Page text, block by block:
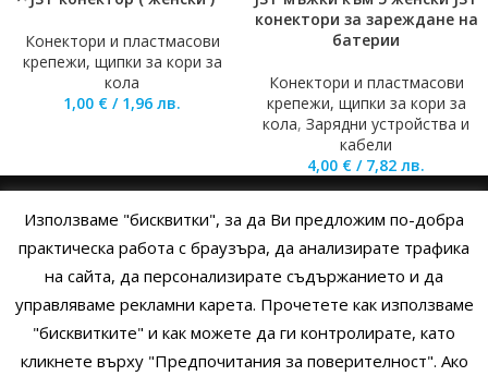
Конектори и пластмасови
крепежи, щипки за кори за
кола
1,00 € / 1,96 лв.
конектори за зареждане на
батерии
Конектори и пластмасови
крепежи, щипки за кори за
кола, Зарядни устройства и
кабели
4,00 € / 7,82 лв.
ОБЩИ УСЛОВИЯ УСЛОВИЯ И ПРАВИЛА
ПОЛИТИКА НА БИСКВИТКИТЕПОЛИТИКА ЗА ПОВЕРИТЕЛНОСТ
Използваме "бисквитки", за да Ви предложим по-добра
практическа работа с браузъра, да анализирате трафика
на сайта, да персонализирате съдържанието и да
управляваме рекламни карета. Прочетете как използваме
"бисквитките" и как можете да ги контролирате, като
кликнете върху "Предпочитания за поверителност". Ако